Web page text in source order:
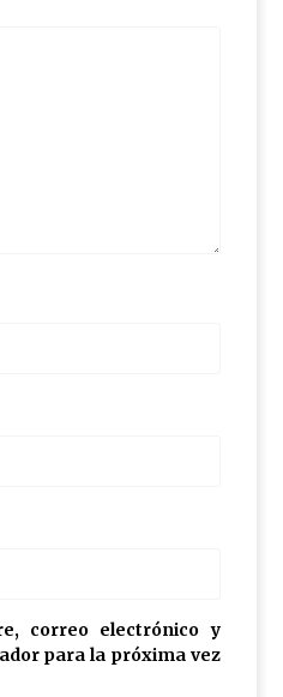
correo electrónico y
para la próxima vez